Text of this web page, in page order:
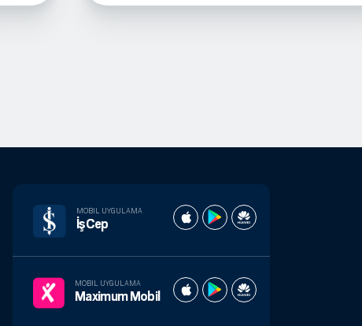
MOBIL UYGULAMA
İşCep
MOBIL UYGULAMA
Maximum Mobil